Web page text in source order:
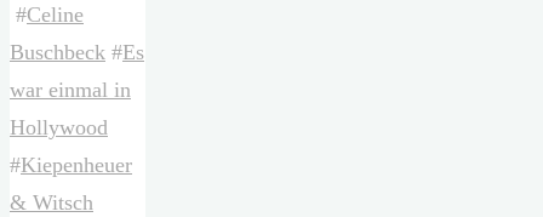
#Celine
Buschbeck #Es
war einmal in
Hollywood
#Kiepenheuer
& Witsch